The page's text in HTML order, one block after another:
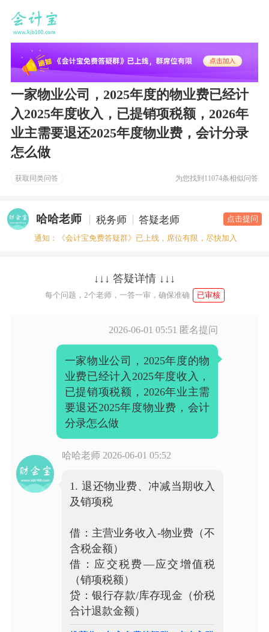
一家物业公司，2025年度的物业费已经计
入2025年度收入，已提销项税额，2026年
业主需要退还2025年度物业费，会计分录
怎么做
获取同类问答 为您找到11074条相似问答
哈哈老师 税务师 答疑老师 点击提问
通知：《会计宝免费答疑群》已上线，席位有限，尽快加入
↓↓↓ 答疑详情 ↓↓↓
每个问题，2个老师，一答一审，确保准确 已审核
2026-06-01 05:51 匿名提问
一家物业公司，2025年度的物
业费已经计入2025年度收入，
已提销项税额，2026年业主需
要退还2025年度物业费，会计
分录怎么做
哈哈老师 2026-06-01 05:52
1. 退还物业费、冲减当期收入
及销项税
借：主营业务收入-物业费（不
含税金额）
借：应交税费—应交增值税
（销项税额）
贷：银行存款/库存现金（价税
合计退款金额）